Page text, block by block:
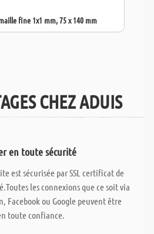
fine 1x1 mm, 75 x 140 mm
CHEZ ADUIS
en toute sécurité
est sécurisée par SSL certificat de
les connexions que ce soit via
Facebook ou Google peuvent être
toute confiance.